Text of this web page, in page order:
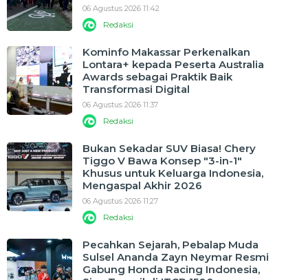
06 Agustus 2026 11:42
Redaksi
Kominfo Makassar Perkenalkan
Lontara+ kepada Peserta Australia
Awards sebagai Praktik Baik
Transformasi Digital
06 Agustus 2026 11:37
Redaksi
Bukan Sekadar SUV Biasa! Chery
Tiggo V Bawa Konsep "3-in-1"
Khusus untuk Keluarga Indonesia,
Mengaspal Akhir 2026
06 Agustus 2026 11:27
Redaksi
Pecahkan Sejarah, Pebalap Muda
Sulsel Ananda Zayn Neymar Resmi
Gabung Honda Racing Indonesia,